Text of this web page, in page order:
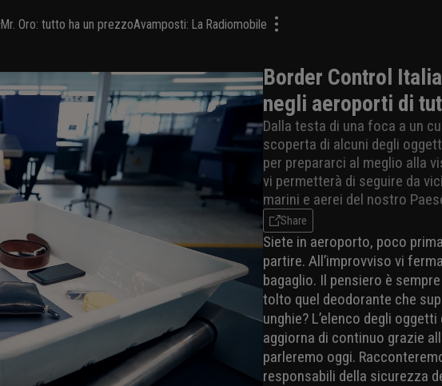
Mr. Oro: tutto ha un prezzoAvamposti: La Radiomobile
Border Control
negli aeroporti di
Dalla testa di una foca a un
scoperta di alcuni degli
per prepararci al meglio alla
vi permetterà di seguire da
marini e aerei del nostro
Share
Siete in aeroporto, poco
partire. All’improvviso vi
bagaglio. Il pensiero è
tolto quel deodorante che
unghie? L’elenco degli
aggiorna di continuo grazie
parleremo oggi.
responsabili della sicurezza